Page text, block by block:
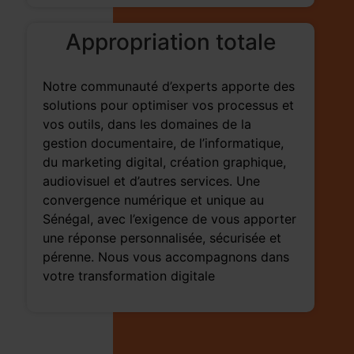
Appropriation totale
Notre communauté d’experts apporte des
solutions pour optimiser vos processus et
vos outils, dans les domaines de la
gestion documentaire, de l’informatique,
du marketing digital, création graphique,
audiovisuel et d’autres services. Une
convergence numérique et unique au
Sénégal, avec l’exigence de vous apporter
une réponse personnalisée, sécurisée et
pérenne. Nous vous accompagnons dans
votre transformation digitale